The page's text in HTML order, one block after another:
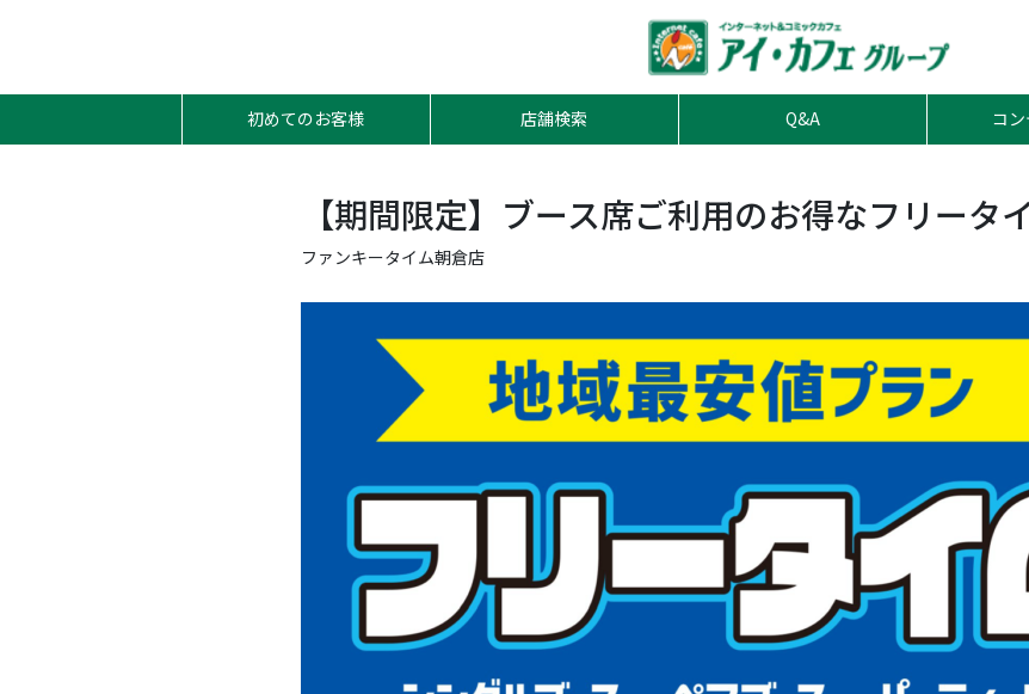
初めてのお客様 店舗検索 Q&A コ
【期間限定】ブース席ご利用のお得なフリータ
ファンキータイム朝倉店